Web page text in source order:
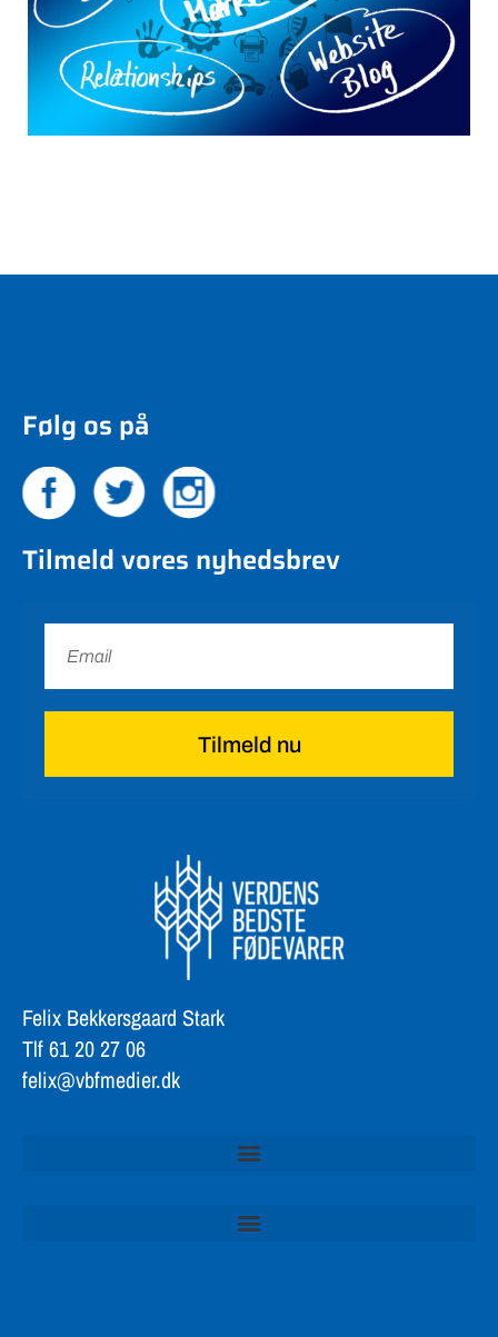
Følg os på
Tilmeld vores nyhedsbrev
Tilmeld nu
Felix Bekkersgaard Stark
Tlf 61 20 27 06
felix@vbfmedier.dk